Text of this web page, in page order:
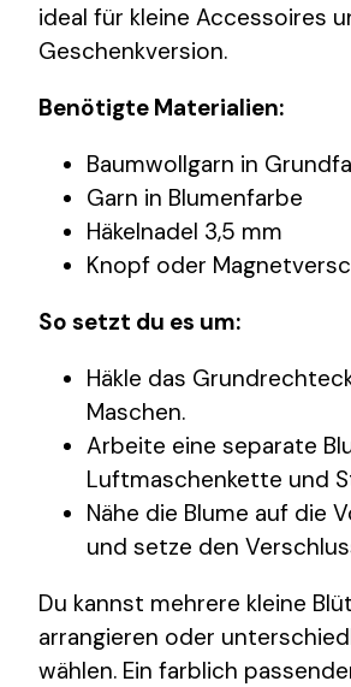
ideal für kleine Accessoires
Geschenkversion.
Benötigte Materialien:
Baumwollgarn in
Garn in Blumenfarbe
Häkelnadel 3,5 mm
Knopf oder
So setzt du es um:
Häkle das
Maschen.
Arbeite eine separate
Luftmaschenkette und
Nähe die Blume auf die
und setze den
Du kannst mehrere kleine
arrangieren oder
wählen. Ein farblich